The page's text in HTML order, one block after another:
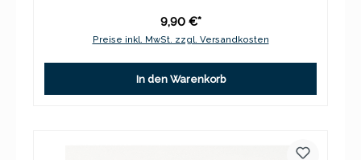
9,90 €*
Preise inkl. MwSt. zzgl. Versandkosten
In den Warenkorb